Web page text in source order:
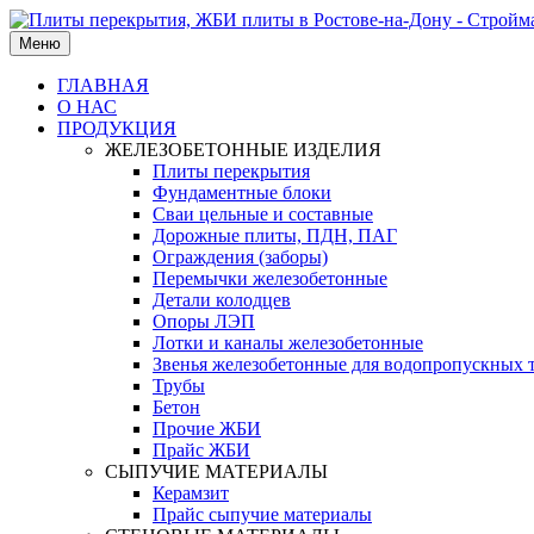
Меню
ГЛАВНАЯ
О НАС
ПРОДУКЦИЯ
ЖЕЛЕЗОБЕТОННЫЕ ИЗДЕЛИЯ
Плиты перекрытия
Фундаментные блоки
Сваи цельные и составные
Дорожные плиты, ПДН, ПАГ
Ограждения (заборы)
Перемычки железобетонные
Детали колодцев
Опоры ЛЭП
Лотки и каналы железобетонные
Звенья железобетонные для водопропускных
Трубы
Бетон
Прочие ЖБИ
Прайс ЖБИ
СЫПУЧИЕ МАТЕРИАЛЫ
Керамзит
Прайс сыпучие материалы